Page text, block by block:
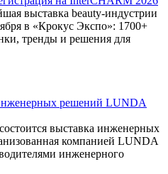
выставка beauty-индустрии
в «Крокус Экспо»: 1700+
тренды и решения для
решений LUNDA
выставка инженерных
компанией LUNDA
инженерного